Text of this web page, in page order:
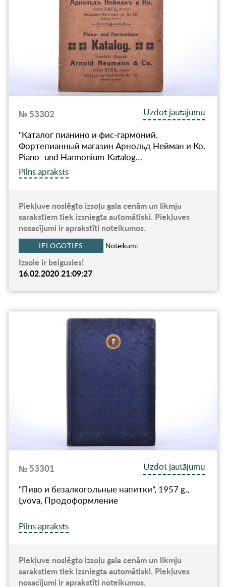
№ 53302
Uzdot jautājumu
"Каталог пианино и фис-гармоний.
Фортепианный магазин Арнольд Нейман и Ко.
Piano- und Harmonium-Katalog…
Pilns apraksts
Piekļuve noslēgto izsoļu gala cenām un likmju
sarakstiem tiek izsniegta automātiski. Piekļuves
nosacījumi ir aprakstīti noteikumos.
IELOGOTIES Noteikumi
Izsole ir beigusies!
16.02.2020 21:09:27
№ 53301
Uzdot jautājumu
"Пиво и безалкогольные напитки", 1957 g.,
Ļvova, Продоформление
Pilns apraksts
Piekļuve noslēgto izsoļu gala cenām un likmju
sarakstiem tiek izsniegta automātiski. Piekļuves
nosacījumi ir aprakstīti noteikumos.